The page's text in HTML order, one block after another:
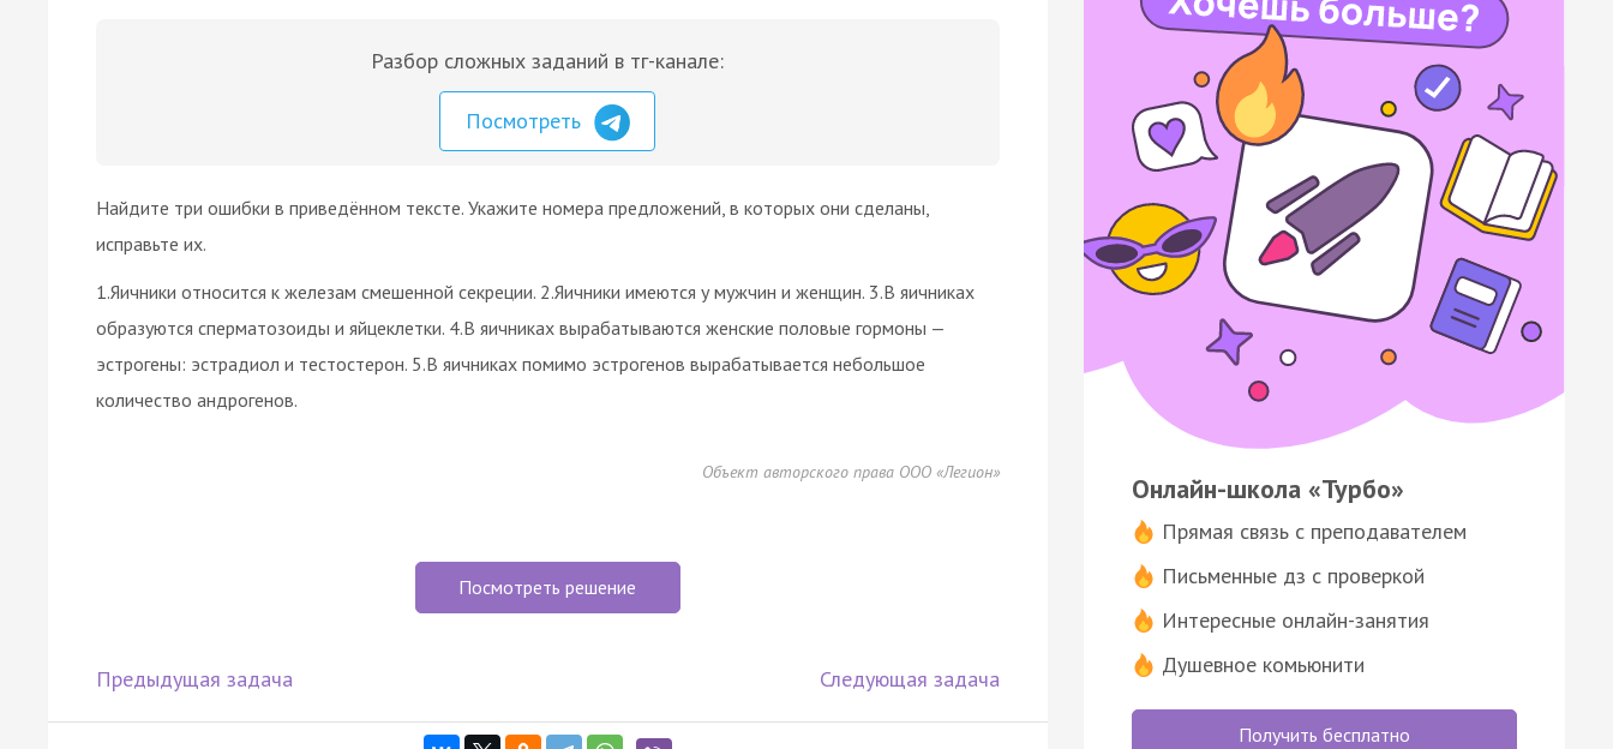
Разбор сложных заданий в тг-канале:
Посмотреть
Найдите три ошибки в приведённом тексте. Укажите номера предложений, в которых они сделаны,
исправьте их.
1.Яичники относится к железам смешенной секреции. 2.Яичники имеются у мужчин и женщин. 3.В яичниках
образуются сперматозоиды и яйцеклетки. 4.В яичниках вырабатываются женские половые гормоны —
эстрогены: эстрадиол и тестостерон. 5.В яичниках помимо эстрогенов вырабатывается небольшое
количество андрогенов.
Объект авторского права ООО «Легион»
Посмотреть решение
Предыдущая задача Следующая задача
Онлайн-школа «Турбо»
Прямая связь с преподавателем
Письменные дз с проверкой
Интересные онлайн-занятия
Душевное комьюнити
Получить бесплатно